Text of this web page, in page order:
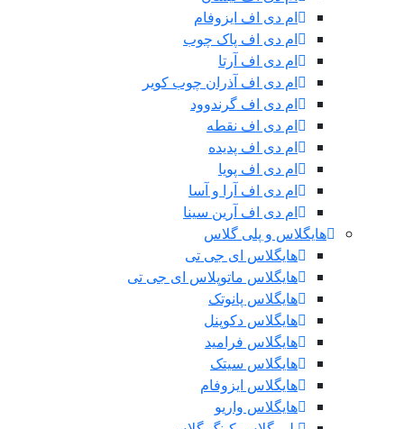
ام دی اف ایزوفام
ام دی اف پاک چوب
ام دی اف آرتا
ام دی اف آذران چوب کویر
ام دی اف گرندوود
ام دی اف نقطه
ام دی اف پدیده
ام دی اف پویا
ام دی اف آرا و آسا
ام دی اف آرین سینا
هایگلاس و پلی گلاس
هایگلاس ای جی تی
هایگلاس ماتوپلاس ای جی تی
هایگلاس پانوتک
هایگلاس دکوپنل
هایگلاس فرامید
هایگلاس سیتک
هایگلاس ایزوفام
هایگلاس واریو